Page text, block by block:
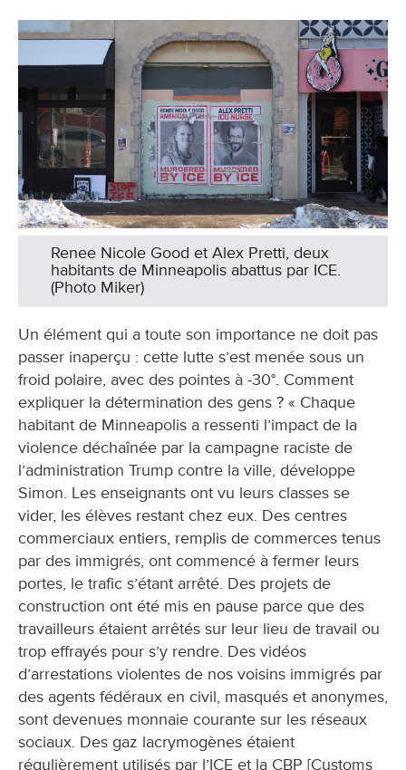
Renee Nicole Good et Alex Pretti, deux
habitants de Minneapolis abattus par ICE.
(Photo Miker)
Un élément qui a toute son importance ne doit pas
passer inaperçu : cette lutte s’est menée sous un
froid polaire, avec des pointes à -30°. Comment
expliquer la détermination des gens ? « Chaque
habitant de Minneapolis a ressenti l’impact de la
violence déchaînée par la campagne raciste de
l’administration Trump contre la ville, développe
Simon. Les enseignants ont vu leurs classes se
vider, les élèves restant chez eux. Des centres
commerciaux entiers, remplis de commerces tenus
par des immigrés, ont commencé à fermer leurs
portes, le trafic s’étant arrêté. Des projets de
construction ont été mis en pause parce que des
travailleurs étaient arrêtés sur leur lieu de travail ou
trop effrayés pour s’y rendre. Des vidéos
d’arrestations violentes de nos voisins immigrés par
des agents fédéraux en civil, masqués et anonymes,
sont devenues monnaie courante sur les réseaux
sociaux. Des gaz lacrymogènes étaient
régulièrement utilisés par l’ICE et la CBP [Customs